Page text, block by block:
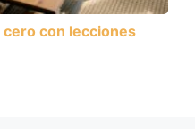
con lecciones